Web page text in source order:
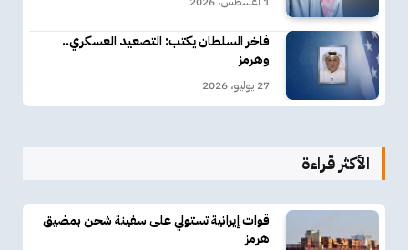
فاخر السلطان يكتب: التصعيد العسكري..
وهرمز
27 يوليو، 2026
الأكثر قراءة
قوات إيرانية تستولي على سفينة شحن بمضيق
هرمز